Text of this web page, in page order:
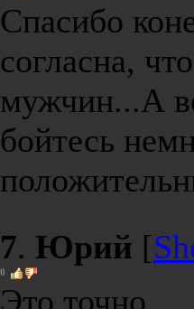
Спасибо
согласна,
мужчин...А
бойтесь
7. Юрий [
0
Это точно